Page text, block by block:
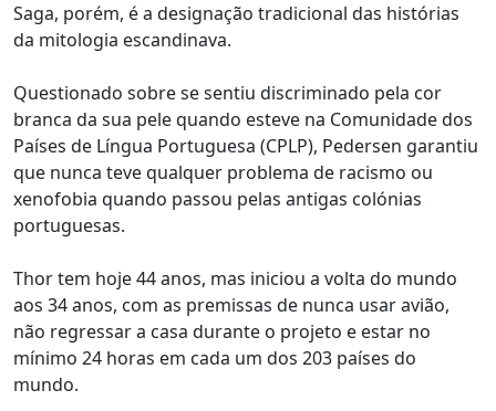
Saga, porém, é a designação tradicional das histórias
da mitologia escandinava.
Questionado sobre se sentiu discriminado pela cor
branca da sua pele quando esteve na Comunidade dos
Países de Língua Portuguesa (CPLP), Pedersen garantiu
que nunca teve qualquer problema de racismo ou
xenofobia quando passou pelas antigas colónias
portuguesas.
Thor tem hoje 44 anos, mas iniciou a volta do mundo
aos 34 anos, com as premissas de nunca usar avião,
não regressar a casa durante o projeto e estar no
mínimo 24 horas em cada um dos 203 países do
mundo.